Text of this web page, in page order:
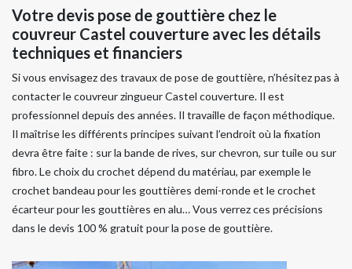
Votre devis pose de gouttière chez le
couvreur Castel couverture avec les détails
techniques et financiers
Si vous envisagez des travaux de pose de gouttière, n’hésitez pas à
contacter le couvreur zingueur Castel couverture. Il est
professionnel depuis des années. Il travaille de façon méthodique.
Il maîtrise les différents principes suivant l’endroit où la fixation
devra être faite : sur la bande de rives, sur chevron, sur tuile ou sur
fibro. Le choix du crochet dépend du matériau, par exemple le
crochet bandeau pour les gouttières demi-ronde et le crochet
écarteur pour les gouttières en alu… Vous verrez ces précisions
dans le devis 100 % gratuit pour la pose de gouttière.